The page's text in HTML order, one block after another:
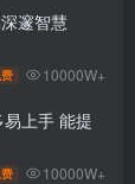
邃智慧
10000W+
上手 能提
10000W+